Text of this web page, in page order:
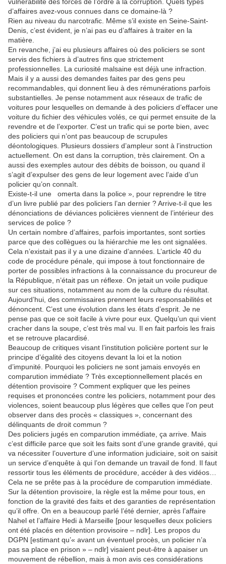
d’affaires avez-vous connues dans ce domaine-là ?
Rien au niveau du narcotrafic. Même s’il existe en Seine-Saint-
Denis, c’est évident, je n’ai pas eu d’affaires à traiter en la
matière.
En revanche, j’ai eu plusieurs affaires où des policiers se sont
servis des fichiers à d’autres fins que strictement
professionnelles. La curiosité malsaine est déjà une infraction.
Mais il y a aussi des demandes faites par des gens peu
recommandables, qui donnent lieu à des rémunérations parfois
substantielles. Je pense notamment aux réseaux de trafic de
voitures pour lesquelles on demande à des policiers d’effacer une
voiture du fichier des véhicules volés, ce qui permet ensuite de la
revendre et de l’exporter. C’est un trafic qui se porte bien, avec
des policiers qui n’ont pas beaucoup de scrupules
déontologiques. Plusieurs dossiers d’ampleur sont à l’instruction
actuellement. On est dans la corruption, très clairement. On a
aussi des exemples autour des débits de boisson, ou quand il
s’agit d’expulser des gens de leur logement avec l’aide d’un
policier qu’on connaît.
Existe-t-il une omerta dans la police », pour reprendre le titre
d’un livre publié par des policiers l’an dernier ? Arrive-t-il que les
dénonciations de déviances policières viennent de l’intérieur des
services de police ?
Un certain nombre d’affaires, parfois importantes, sont sorties
parce que des collègues ou la hiérarchie me les ont signalées.
Cela n’existait pas il y a une dizaine d’années. L’article 40 du
code de procédure pénale, qui impose à tout fonctionnaire de
porter de possibles infractions à la connaissance du procureur de
la République, n’était pas un réflexe. On jetait un voile pudique
sur ces situations, notamment au nom de la culture du résultat.
Aujourd’hui, des commissaires prennent leurs responsabilités et
dénoncent. C’est une évolution dans les états d’esprit. Je ne
pense pas que ce soit facile à vivre pour eux. Quelqu’un qui vient
cracher dans la soupe, c’est très mal vu. Il en fait parfois les frais
et se retrouve placardisé.
Beaucoup de critiques visant l’institution policière portent sur le
principe d’égalité des citoyens devant la loi et la notion
d’impunité. Pourquoi les policiers ne sont jamais envoyés en
comparution immédiate ? Très exceptionnellement placés en
détention provisoire ? Comment expliquer que les peines
requises et prononcées contre les policiers, notamment pour des
violences, soient beaucoup plus légères que celles que l’on peut
observer dans des procès « classiques », concernant des
délinquants de droit commun ?
Des policiers jugés en comparution immédiate, ça arrive. Mais
c’est difficile parce que soit les faits sont d’une grande gravité, qui
va nécessiter l’ouverture d’une information judiciaire, soit on saisit
un service d’enquête à qui l’on demande un travail de fond. Il faut
ressortir tous les éléments de procédure, accéder à des vidéos…
Cela ne se prête pas à la procédure de comparution immédiate.
Sur la détention provisoire, la règle est la même pour tous, en
fonction de la gravité des faits et des garanties de représentation
qu’il offre. On en a beaucoup parlé l’été dernier, après l’affaire
Nahel et l’affaire Hedi à Marseille [pour lesquelles deux policiers
ont été placés en détention provisoire – ndlr]. Les propos du
DGPN [estimant qu’« avant un éventuel procès, un policier n’a
pas sa place en prison » – ndlr] visaient peut-être à apaiser un
mouvement de rébellion, mais à mon avis ces considérations